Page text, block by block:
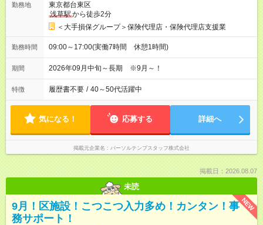
勤務地
東京都台東区
浅草駅から徒歩2分
＜大手損保グループ＞保険代理店・保険代理店支援業
勤務時間 09:00～17:00(実働7時間 休憩1時間)
期間 2026年09月中旬～長期 ※9月～！
特徴 履歴書不要 / 40～50代活躍中
気になる！ 応募する 詳細へ
掲載元企業名 パーソルテンプスタッフ株式会社
掲載日：2026.08.07
未読
NEW
9月！区施設！こつこつ入力多め！カンタン！事
務サポート！